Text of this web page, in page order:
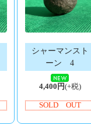
シャーマンスト
ーン 4
4,400円(+税)
SOLD OUT